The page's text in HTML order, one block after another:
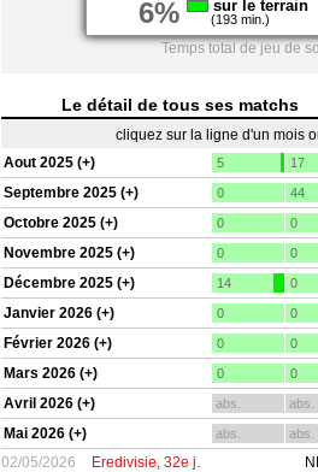
6% sur le terrain
(193 min.)
Temps total de jeu de
Le détail de tous ses matchs
cliquez sur la ligne d'un mois
Aout 2025 (+)
5 17
Septembre 2025 (+) 0 44
Octobre 2025 (+) 0 0
Novembre 2025 (+) 0 0
Décembre 2025 (+) 14 0
Janvier 2026 (+) 0 0
Février 2026 (+) 0 0
Mars 2026 (+) 0 0
Avril 2026 (+) abs. abs.
Mai 2026 (+) abs. abs.
02/05/2026 Eredivisie, 32e j.